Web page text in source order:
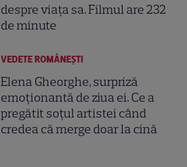
despre viața sa. Filmul are 232
de minute
VEDETE ROMÂNEŞTI
Elena Gheorghe, surpriză
emoționantă de ziua ei. Ce a
pregătit soțul artistei când
credea că merge doar la cină